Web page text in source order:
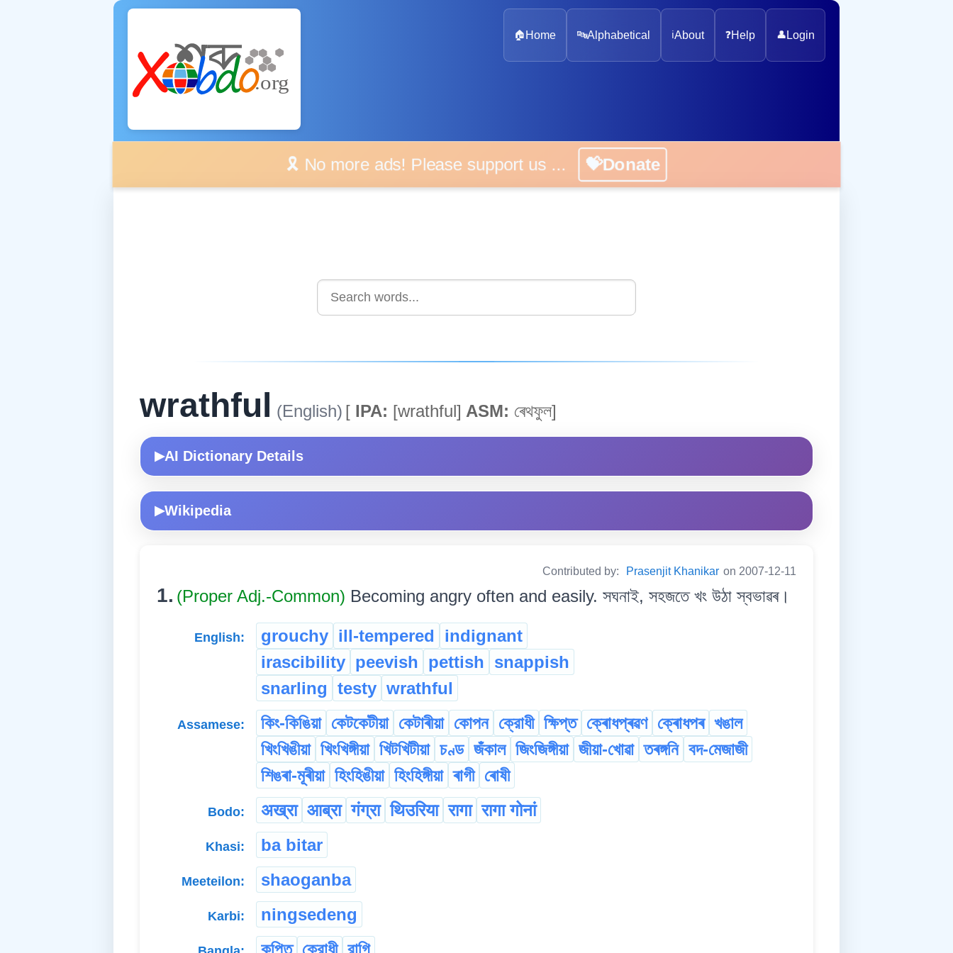
🏠 Home 🔤Alphabetical ℹ️About ❓Help 👤 Login
🎗️ No more ads! Please support us ... 💝Donate
wrathful (English) [ IPA: [wrathful] ASM: ৰেথফুল]
▶AI Dictionary Details
▶Wikipedia
Contributed by: Prasenjit Khanikar on 2007-12-11
1. (Proper Adj.-Common) Becoming angry often and easily. সঘনাই, সহজতে খং উঠা স্বভাৱৰ।
English: grouchy ill-tempered
indignant
irascibility peevish pettish snappish
snarling testy wrathful
Assamese: কিং-কিঙিয়া কেটকেটীয়া কেটাৰীয়া কোপন ক্রোধী ক্ষিপ্ত ক্ৰোধপ্ৰৱণ ক্ৰোধপৰ খঙাল
খিংখিঙীয়া খিংখিঙ্গীয়া খিটখিটীয়া চণ্ড জঁকাল জিংজিঙ্গীয়া জীয়া-খোৱা তৰঙ্গনি বদ-মেজাজী
শিঙৰা-মূৰীয়া হিংহিঙীয়া হিংহিঙ্গীয়া ৰাগী ৰোষী
Bodo: अख्रा आब्रा गंग्रा थिउरिया रागा रागा गोनां
Khasi: ba bitar
Meeteilon: shaoganba
Karbi: ningsedeng
কুপিত ক্রোধী রাগি